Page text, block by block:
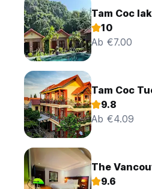
Tam Coc
10
Ab €7.00
Tam Coc
9.8
Ab €4.09
The
9.6